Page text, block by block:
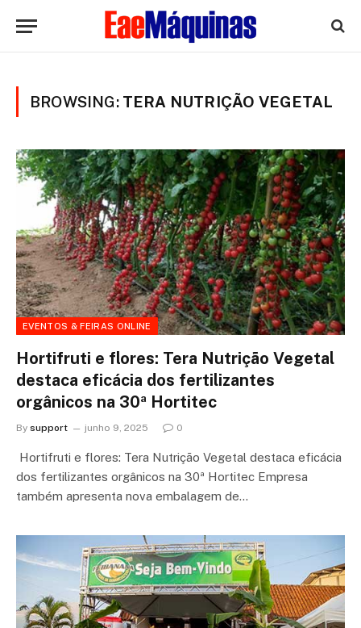
BROWSING: TERA NUTRIÇÃO VEGETAL
EVENTOS & FEIRAS ONLINE
Hortifruti e flores: Tera Nutrição Vegetal
destaca eficácia dos fertilizantes
orgânicos na 30ª Hortitec
By support junho 9, 2025 0
Hortifruti e flores: Tera Nutrição Vegetal destaca eficácia
dos fertilizantes orgânicos na 30ª Hortitec Empresa
também apresenta nova embalagem de…